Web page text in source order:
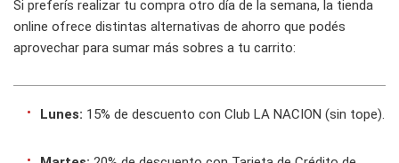
Si preferís realizar tu compra otro día de la semana, la tienda
online ofrece distintas alternativas de ahorro que podés
aprovechar para sumar más sobres a tu carrito:
Lunes: 15% de descuento con Club LA NACION (sin tope).